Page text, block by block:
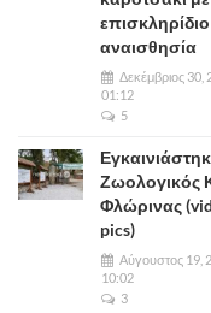
επισκληρίδιο
αναισθησία
Δεκέμβριος 30,
01:12
5
Ζωολογικός
Φλώρινας
pics)
Αύγουστος 19,
10:02
3